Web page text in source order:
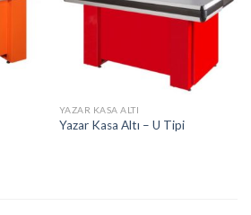
YAZAR KASA ALTI
Yazar Kasa Altı – U Tipi